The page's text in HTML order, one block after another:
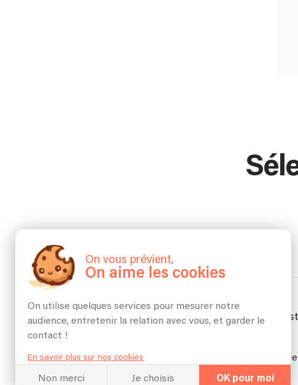
Henry
Chanteur/
1
On vous prévient,
On aime les cookies
On utilise quelques services pour mesurer notre
audience, entretenir la relation avec vous, et garder le
contact !
En savoir plus sur nos cookies
Non merci Je choisis OK pour moi